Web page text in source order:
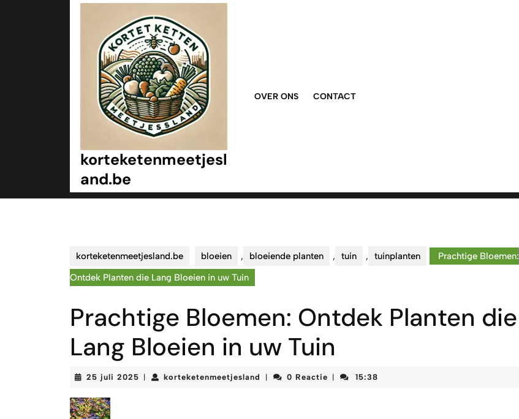
korteketenmeetjesl
and.be
OVER ONS CONTACT
korteketenmeetjesland.be bloeien , bloeiende planten , tuin , tuinplanten
Prachtige Bloemen:
Ontdek Planten die Lang Bloeien in uw Tuin
Prachtige Bloemen: Ontdek Planten die
Lang Bloeien in uw Tuin
25 juli 2025 25
korteketenmeetjesland korteketenmeetjesland
0 Reactie 15:38